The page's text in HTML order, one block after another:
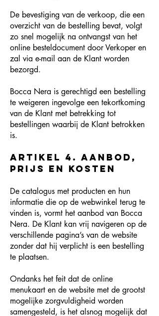
De bevestiging van de verkoop, die een
overzicht van de bestelling bevat, volgt
zo snel mogelijk na ontvangst van het
online besteldocument door Verkoper en
zal via e-mail aan de Klant worden
bezorgd.
Bocca Nera is gerechtigd een bestelling
te weigeren ingevolge een tekortkoming
van de Klant met betrekking tot
bestellingen waarbij de Klant betrokken
is.
Artikel 4. Aanbod,
prijs en kosten
De catalogus met producten en hun
informatie die op de webwinkel terug te
vinden is, vormt het aanbod van Bocca
Nera. De Klant kan vrij navigeren op de
verschillende pagina’s van de website
zonder dat hij verplicht is een bestelling
te plaatsen.
Ondanks het feit dat de online
menukaart en de website met de grootst
mogelijke zorgvuldigheid worden
samengesteld, is het alsnog mogelijk dat